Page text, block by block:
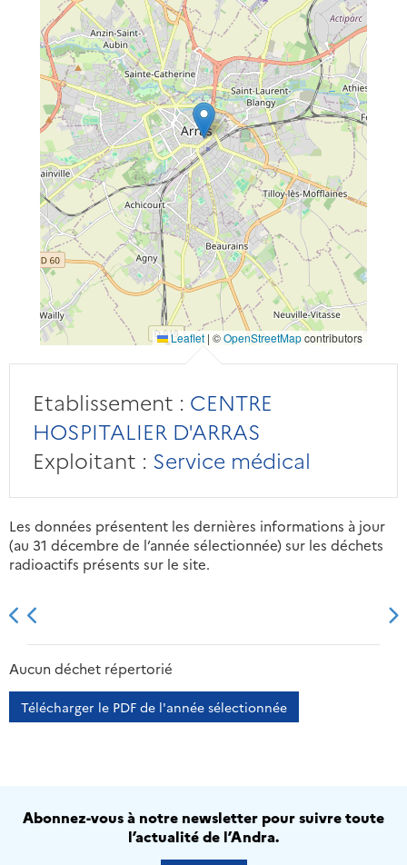
Leaflet | ©OpenStreetMapcontributors
Etablissement : CENTRE
HOSPITALIER D'ARRAS
Exploitant : Service médical
Les données présentent les dernières informations à jour
(au 31 décembre de l’année sélectionnée) sur les déchets
radioactifs présents sur le site.
2013 2014
Aucun déchet répertorié
Télécharger le PDF de l'année sélectionnée
Abonnez-vous à notre newsletter pour suivre toute
l’actualité de l’Andra.